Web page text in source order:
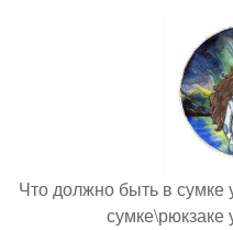
Что должно быть в